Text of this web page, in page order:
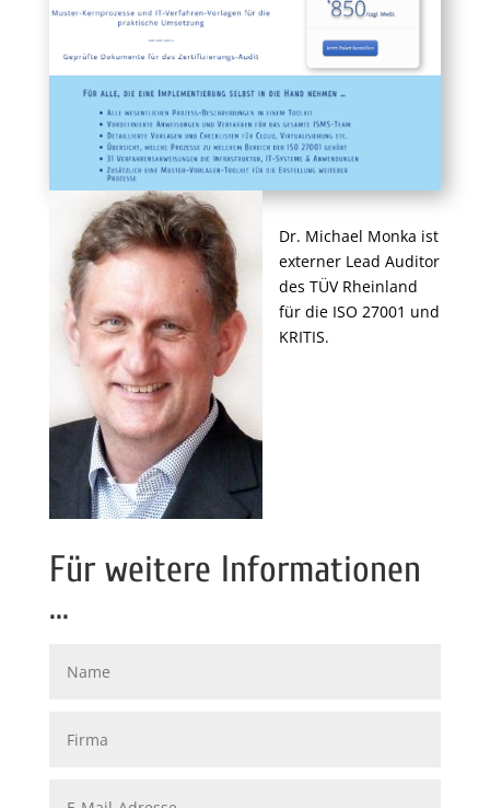
Dr. Michael Monka ist
externer Lead Auditor
des TÜV Rheinland
für die ISO 27001 und
KRITIS.
Für weitere Informationen
...